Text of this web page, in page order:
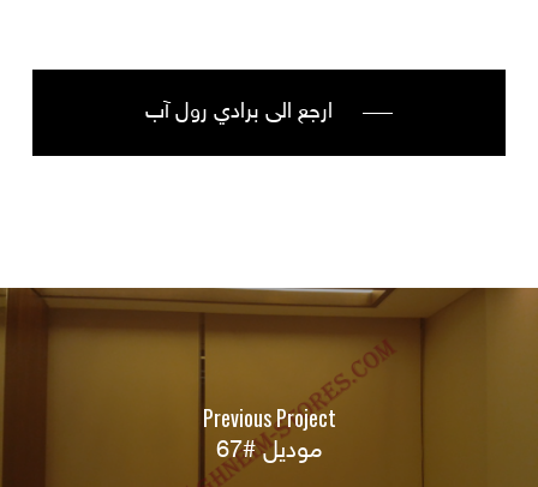
ارجع الى برادي رول آب
Previous Project
موديل #67